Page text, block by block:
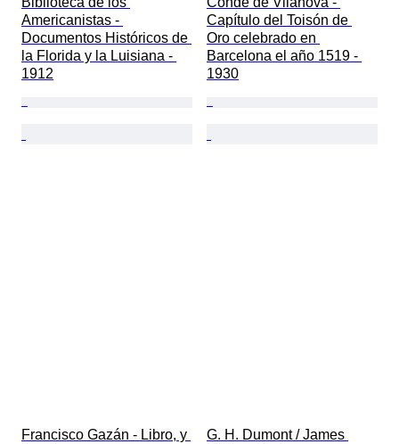
Americanistas -
Documentos Históricos de
la Florida y la Luisiana -
1912
Capítulo del Toisón de
Oro celebrado en
Barcelona el año 1519 -
1930
Francisco Gazán - Libro, y
G. H. Dumont / James